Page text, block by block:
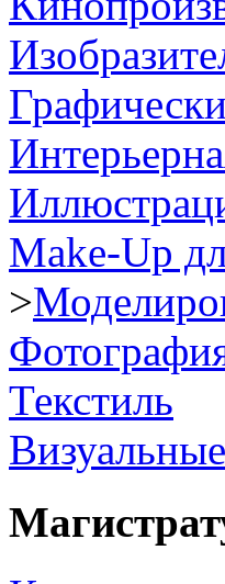
Make-Up
>
Текстиль